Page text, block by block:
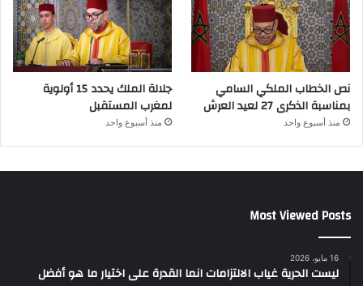
نص الخطاب الملكي السامي
بمناسبة الذكرى 27 لعيد العرش
منذ أسبوع واحد
جلالة الملك يحدد 15 أولوية
لمغرب المستقبل
منذ أسبوع واحد
Most Viewed Posts
16 مايو، 2026
ليست الحرية غياب الالتزامات انما القدرة على اختيار ما هو أفضل